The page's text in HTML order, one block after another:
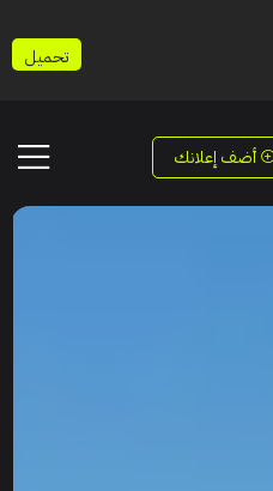
أضف إعلانك
تحميل